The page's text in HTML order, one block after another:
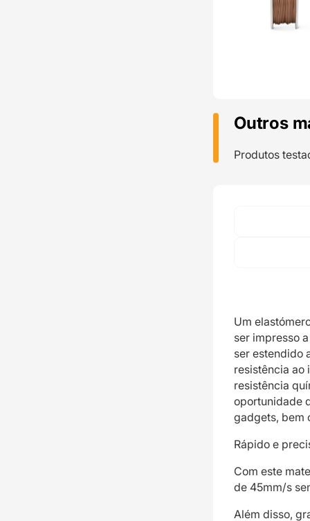
Outros
Produtos
Um
ser impresso
ser estendido
resistência ao
resistência
oportunidade
gadgets, bem
Rápido e
Com este
de 45mm/s
Além disso,